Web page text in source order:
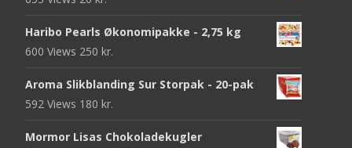
Haribo Pearls Økonomipakke - 2,75 kg
600 Views 250 kr.
Aroma Slikblanding Sur Storpak - 20-pak
592 Views 180 kr.
Mormor Lisas Chokoladekugler